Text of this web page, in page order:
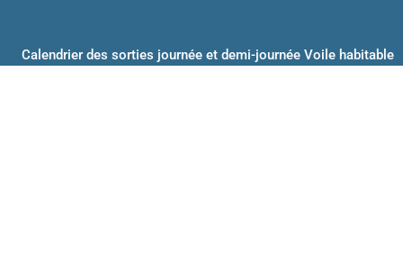
Calendrier des sorties journée et demi-journée Voile habitable